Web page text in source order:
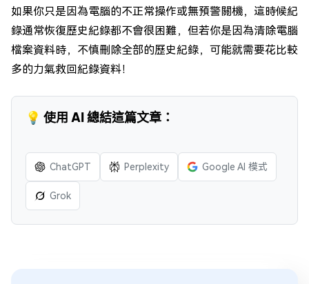
如果你只是因為電腦的不正常操作或無預警關機，這時候紀
錄通常恢復歷史紀錄都不會很困難，但若你是因為清除電腦
檔案資料時，不慎刪除全部的歷史紀錄，可能就需要花比較
多的力氣救回紀錄資料！
💡 使用 AI 總結這篇文章：
ChatGPT Perplexity Google AI 模式
Grok